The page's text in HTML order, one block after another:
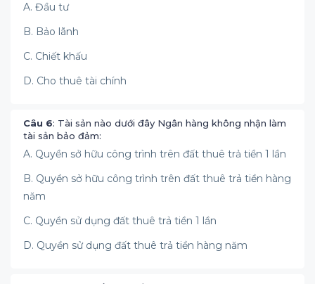
A. Đầu tư
B. Bảo lãnh
C. Chiết khấu
D. Cho thuê tài chính
Câu 6: Tài sản nào dưới đây Ngân hàng không nhận làm
tài sản bảo đảm:
A. Quyền sở hữu công trình trên đất thuê trả tiền 1 lần
B. Quyền sở hữu công trình trên đất thuê trả tiền hàng
năm
C. Quyền sử dụng đất thuê trả tiền 1 lần
D. Quyền sử dụng đất thuê trả tiền hàng năm